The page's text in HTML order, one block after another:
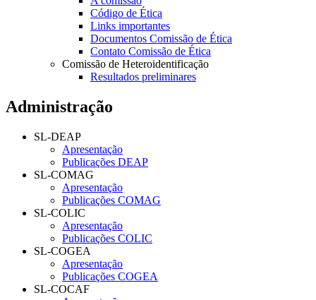
Código de Ética
Links importantes
Documentos Comissão de Ética
Contato Comissão de Ética
Comissão de Heteroidentificação
Resultados preliminares
Administração
SL-DEAP
Apresentação
Publicações DEAP
SL-COMAG
Apresentação
Publicações COMAG
SL-COLIC
Apresentação
Publicações COLIC
SL-COGEA
Apresentação
Publicações COGEA
SL-COCAF